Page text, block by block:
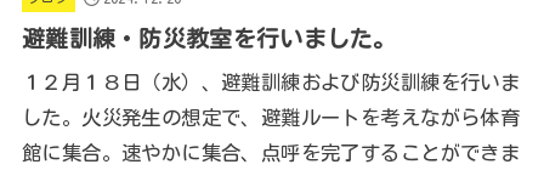
避難訓練・防災教室を行いました。
１２月１８日（水）、避難訓練および防災訓練を行いま
した。火災発生の想定で、避難ルートを考えながら体育
館に集合。速やかに集合、点呼を完了することができま